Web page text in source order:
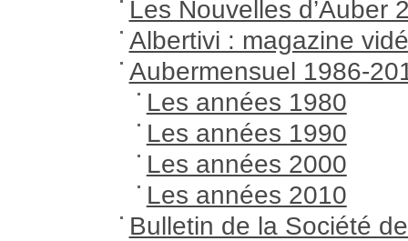
Les Nouvelles d’Auber
Albertivi : magazine
Aubermensuel 1986-
Les années 1980
Les années 1990
Les années 2000
Les années 2010
Bulletin de la Société